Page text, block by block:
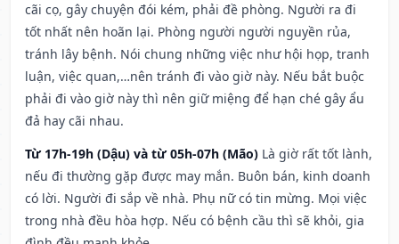
cãi cọ, gây chuyện đói kém, phải đề phòng. Người ra đi
tốt nhất nên hoãn lại. Phòng người người nguyền rủa,
tránh lây bệnh. Nói chung những việc như hội họp, tranh
luận, việc quan,…nên tránh đi vào giờ này. Nếu bắt buộc
phải đi vào giờ này thì nên giữ miệng để hạn ché gây ẩu
đả hay cãi nhau.
Từ 17h-19h (Dậu) và từ 05h-07h (Mão) Là giờ rất tốt lành,
nếu đi thường gặp được may mắn. Buôn bán, kinh doanh
có lời. Người đi sắp về nhà. Phụ nữ có tin mừng. Mọi việc
trong nhà đều hòa hợp. Nếu có bệnh cầu thì sẽ khỏi, gia